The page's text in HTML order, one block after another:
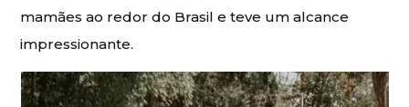
mamães ao redor do Brasil e teve um alcance
impressionante.